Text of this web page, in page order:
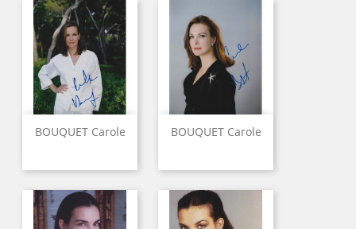
BOUQUET Carole BOUQUET Carole